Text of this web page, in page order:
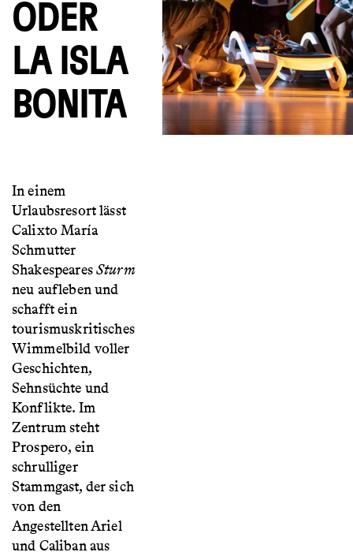
ODER
LA ISLA
BONITA
In einem
Urlaubsresort lässt
Calixto María
Schmutter
ShakespearesSturm
neu aufleben und
schafft ein
tourismuskritisches
Wimmelbild voller
Geschichten,
Sehnsüchte und
Konflikte. Im
Zentrum steht
Prospero, ein
schrulliger
Stammgast, der sich
von den
Angestellten Ariel
und Caliban aus